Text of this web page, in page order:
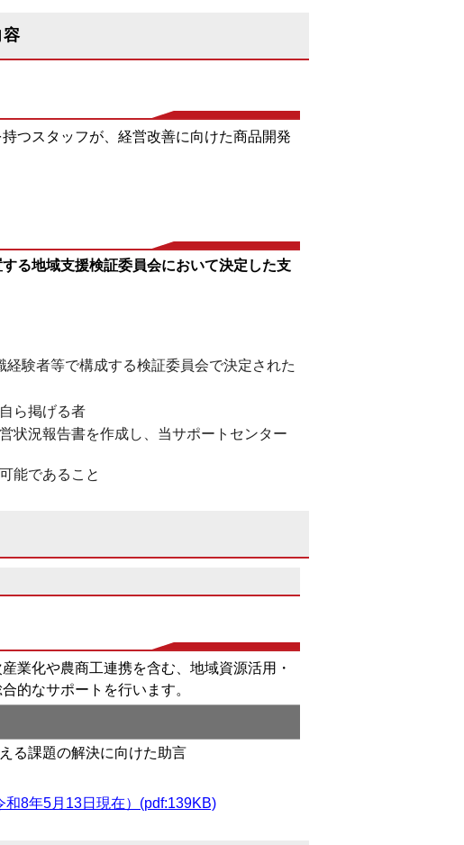
つスタッフが、経営改善に向けた商品開発
る地域支援検証委員会において決定した支
験者等で構成する検証委員会で決定された
ら掲げる者
状況報告書を作成し、当サポートセンター
能であること
業化や農商工連携を含む、地域資源活用・
的なサポートを行います。
る課題の解決に向けた助言
8年5月13日現在）(pdf:139KB)